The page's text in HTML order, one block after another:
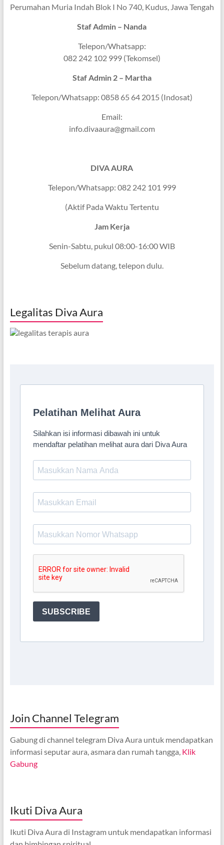
Perumahan Muria Indah Blok I No 740, Kudus, Jawa Tengah
Staf Admin – Nanda
Telepon/Whatsapp:
082 242 102 999 (Tekomsel)
Staf Admin 2 – Martha
Telepon/Whatsapp: 0858 65 64 2015 (Indosat)
Email:
info.divaaura@gmail.com
DIVA AURA
Telepon/Whatsapp: 082 242 101 999
(Aktif Pada Waktu Tertentu
Jam Kerja
Senin-Sabtu, pukul 08:00-16:00 WIB
Sebelum datang, telepon dulu.
Legalitas Diva Aura
Join Channel Telegram
Gabung di channel telegram Diva Aura untuk mendapatkan
informasi seputar aura, asmara dan rumah tangga, Klik
Gabung
Ikuti Diva Aura
Ikuti Diva Aura di Instagram untuk mendapatkan informasi